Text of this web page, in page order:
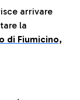
arrivare
la
di Fiumicino,